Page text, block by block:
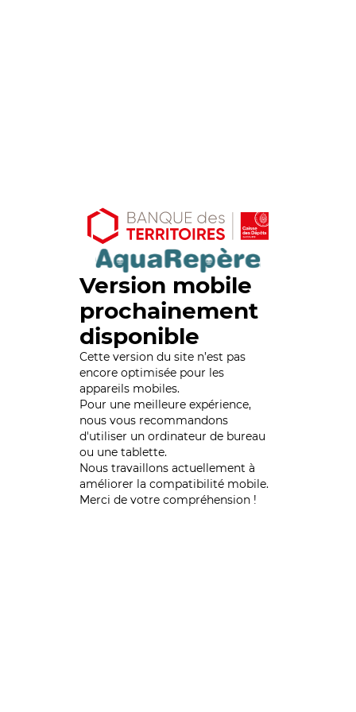
Version mobile
prochainement
disponible
Cette version du site n’est pas
encore optimisée pour les
appareils mobiles.
Pour une meilleure expérience,
nous vous recommandons
d'utiliser un ordinateur de bureau
ou une tablette.
Nous travaillons actuellement à
améliorer la compatibilité mobile.
Merci de votre compréhension !